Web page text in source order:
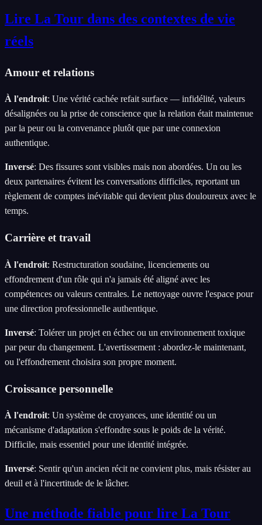
Lire La Tour dans des contextes de vie
réels
Amour et relations
À l'endroit: Une vérité cachée refait surface — infidélité, valeurs
désalignées ou la prise de conscience que la relation était maintenue
par la peur ou la convenance plutôt que par une connexion
authentique.
Inversé: Des fissures sont visibles mais non abordées. Un ou les
deux partenaires évitent les conversations difficiles, reportant un
règlement de comptes inévitable qui devient plus douloureux avec le
temps.
Carrière et travail
À l'endroit: Restructuration soudaine, licenciements ou
effondrement d'un rôle qui n'a jamais été aligné avec les
compétences ou valeurs centrales. Le nettoyage ouvre l'espace pour
une direction professionnelle authentique.
Inversé: Tolérer un projet en échec ou un environnement toxique
par peur du changement. L'avertissement : abordez-le maintenant,
ou l'effondrement choisira son propre moment.
Croissance personnelle
À l'endroit: Un système de croyances, une identité ou un
mécanisme d'adaptation s'effondre sous le poids de la vérité.
Difficile, mais essentiel pour une identité intégrée.
Inversé: Sentir qu'un ancien récit ne convient plus, mais résister au
deuil et à l'incertitude de le lâcher.
Une méthode fiable pour lire La Tour